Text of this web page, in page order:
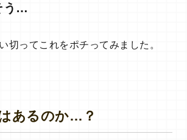
う…
切ってこれをポチってみました。
あるのか…？